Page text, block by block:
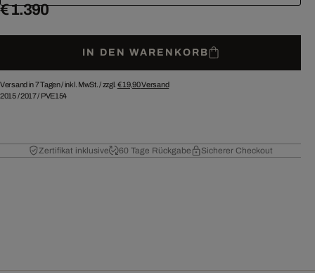
€ 1.390
IN DEN WARENKORB
Versand in 7 Tagen /inkl. MwSt. / zzgl. € 19,90Versand
2015/2017/ PVE154
Zertifikat inklusive 60 Tage Rückgabe Sicherer Checkout